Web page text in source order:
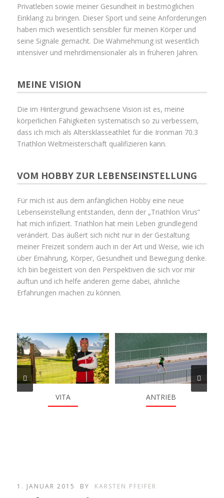
Privatleben sowie meiner Gesundheit in bestmöglichen
Einklang zu bringen. Dieser Sport und seine Anforderungen
haben mich wesentlich sensibler für meinen Körper und
seine Signale gemacht. Die Wahrnehmung ist wesentlich
intensiver und mehrdimensionaler als in früheren Jahren.
MEINE VISION
Die im Hintergrund gewachsene Vision ist es, meine
körperlichen Fähigkeiten systematisch so zu verbessern,
dass ich mich als Altersklasseathlet für die Ironman 70.3
Triathlon Weltmeisterschaft qualifizieren kann.
VOM HOBBY ZUR LEBENSEINSTELLUNG
Für mich ist aus dem anfänglichen Hobby eine neue
Lebenseinstellung entstanden, denn der „Triathlon Virus“
hat mich infiziert. Triathlon hat mein Leben grundlegend
verändert. Das äußert sich nicht nur in der Gestaltung
meiner Freizeit sondern auch in der Art und Weise, wie ich
über Ernährung, Körper, Gesundheit und Bewegung denke.
Ich bin begeistert von den Perspektiven die sich vor mir
auftun und ich helfe anderen gerne dabei, ähnliche
Erfahrungen machen zu können.
VITA ANTRIEB
1. JANUAR 2015 BY KARSTEN PFEIFER